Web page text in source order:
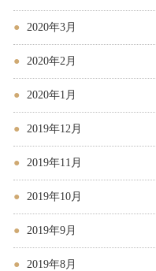
2020年3月
2020年2月
2020年1月
2019年12月
2019年11月
2019年10月
2019年9月
2019年8月